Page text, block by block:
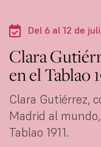
Del 6 al 12 de
Clara
en el Tablao
Clara Gutiérrez,
Madrid al
Tablao 1911.